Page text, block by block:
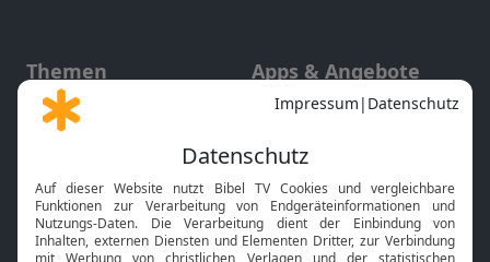
Themen
Gott und Bibel erklärt
Neuigkeiten
Apps & Angebote
Mobile App
Smart TV
HbbTV
Bibelthek Online-Bibel